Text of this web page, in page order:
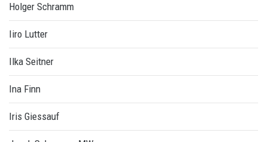
Holger Schramm
Iiro Lutter
Ilka Seitner
Ina Finn
Iris Giessauf